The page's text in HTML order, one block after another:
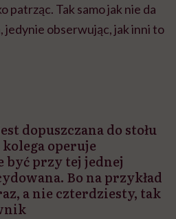
patrząc. Tak samo jak nie da
jedynie obserwując, jak inni to
dopuszczana do stołu
operuje
być przy tej jednej
Bo na przykład
a nie czterdziesty, tak